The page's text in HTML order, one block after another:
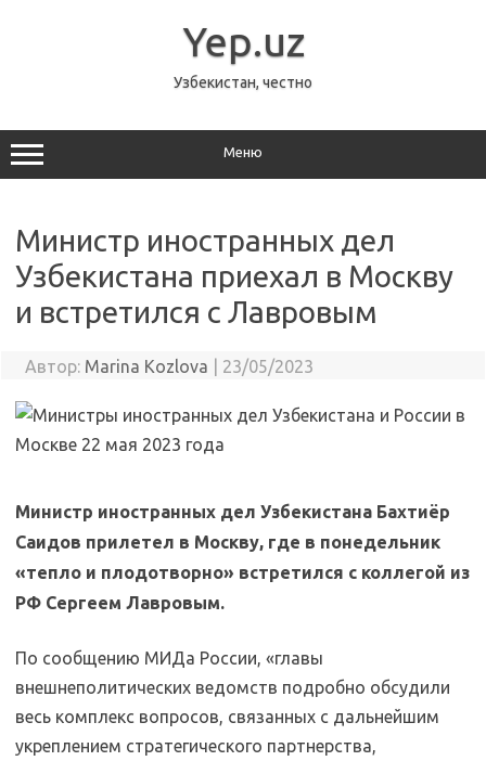
Yep.uz
Узбекистан, честно
Меню
Министр иностранных дел
Узбекистана приехал в Москву
и встретился с Лавровым
Автор: Marina Kozlova 23/05/2023
Министр иностранных дел Узбекистана Бахтиёр
Саидов прилетел в Москву, где в понедельник
«тепло и плодотворно» встретился с коллегой из
РФ Сергеем Лавровым.
По сообщению МИДа России, «главы
внешнеполитических ведомств подробно обсудили
весь комплекс вопросов, связанных с дальнейшим
укреплением стратегического партнерства,